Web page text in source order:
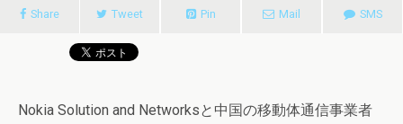
Share Tweet Pin Mail SMS
Nokia Solution and Networksと中国の移動体通信事業者